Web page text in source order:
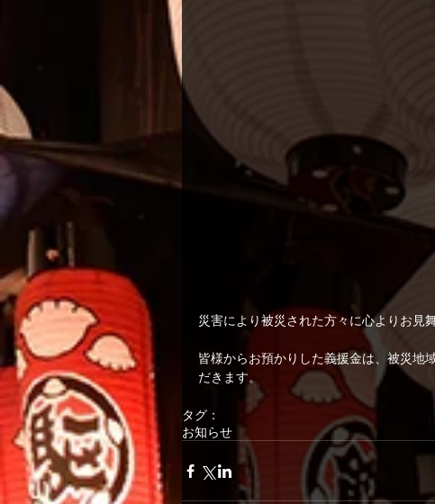
災害により被災された方々に心よりお見
皆様からお預かりした義援金は、被災地
だきます。
タグ：
お知らせ